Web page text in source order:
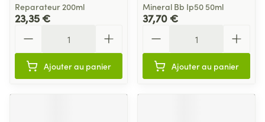
Reparateur 200ml
23,35 €
Ajouter au panier
Mineral Bb Ip50 50ml
37,70 €
Ajouter au panier